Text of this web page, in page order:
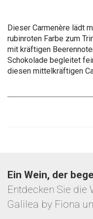
Dieser Carmenère lädt
rubinroten Farbe zum
mit kräftigen
Schokolade begleitet
diesen mittelkräftigen
Ein Wein, der
Entdecken Sie die
Galilea by Fiona